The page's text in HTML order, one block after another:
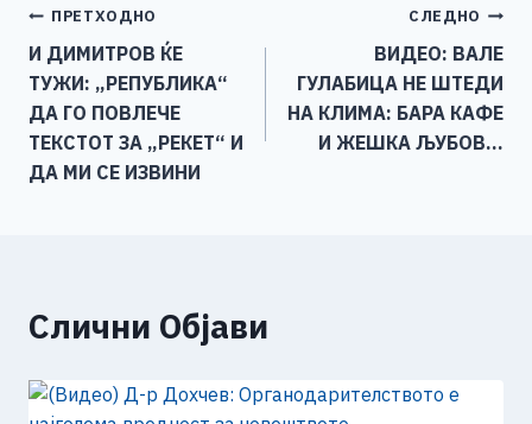
b
o
o
k
n
g
er p
Li
n
k
Навигација
на
напис
ПРЕТХОДНО
И ДИМИТРОВ ЌЕ
ТУЖИ: „РЕПУБЛИКА“
ДА ГО ПОВЛЕЧЕ
ТЕКСТОТ ЗА „РЕКЕТ“ И
ДА МИ СЕ ИЗВИНИ
СЛЕДНО
ВИДЕО: ВАЛЕ
ГУЛАБИЦА НЕ ШТЕДИ
НА КЛИМА: БАРА КАФЕ
И ЖЕШКА ЉУБОВ…
Слични Објави